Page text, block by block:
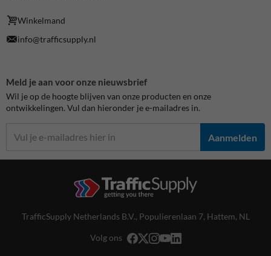
Winkelmand
info@trafficsupply.nl
Meld je aan voor onze nieuwsbrief
Wil je op de hoogte blijven van onze producten en onze
ontwikkelingen. Vul dan hieronder je e-mailadres in.
Aanmelden
TrafficSupply Netherlands B.V., Populierenlaan 7, Hattem, NL
Volg ons